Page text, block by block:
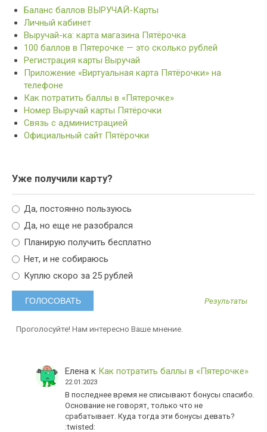
Баланс баллов ВЫРУЧАЙ-Карты
Личный кабинет
Выручай-ка: карта магазина Пятёрочка
100 баллов в Пятерочке — это сколько рублей
Регистрация карты Выручай
Приложение «Виртуальная карта Пятёрочки» на
телефоне
Как потратить баллы в «Пятерочке»
Номер Выручай карты Пятёрочки
Связь с администрацией
Официальный сайт Пятёрочки
Уже получили карту?
Да, постоянно пользуюсь
Да, но еще не разобрался
Планирую получить бесплатно
Нет, и не собираюсь
Куплю скоро за 25 рублей
Результаты
Проголосуйте! Нам интересно Ваше мнение.
Еленак Как потратить баллы в «Пятерочке»
22.01.2023
В последнее время не списывают бонусы спасибо.
Основание не говорят, только что не
срабатывает. Куда тогда эти бонусы девать?
:twisted: